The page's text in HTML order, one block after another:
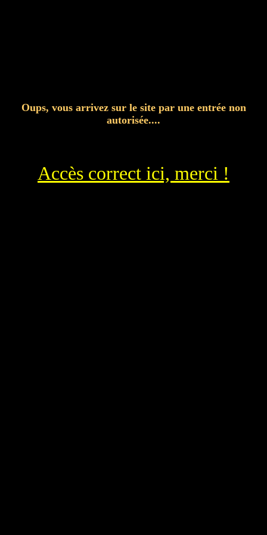
Oups, vous arrivez sur le site par une entrée non
autorisée....
Accès correct ici, merci !